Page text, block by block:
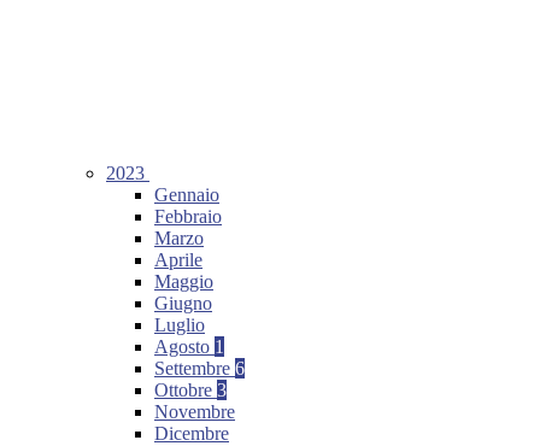
2023
Gennaio
Febbraio
Marzo
Aprile
Maggio
Giugno
Luglio
Agosto 1
Settembre 6
Ottobre 3
Novembre
Dicembre